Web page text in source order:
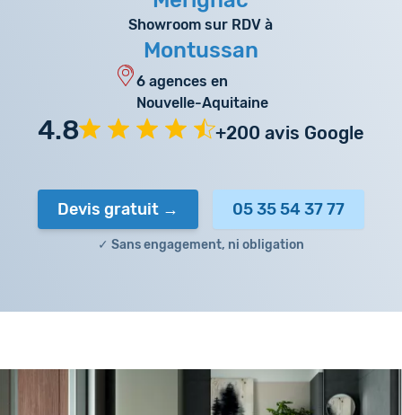
Showroom sur RDV à
Montussan
6 agences en
Nouvelle-Aquitaine
4.8 +200 avis Google
Devis gratuit 05 35 54 37 77
✓ Sans engagement, ni obligation